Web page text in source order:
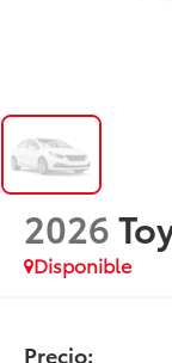
2026
Disponible
Precio: